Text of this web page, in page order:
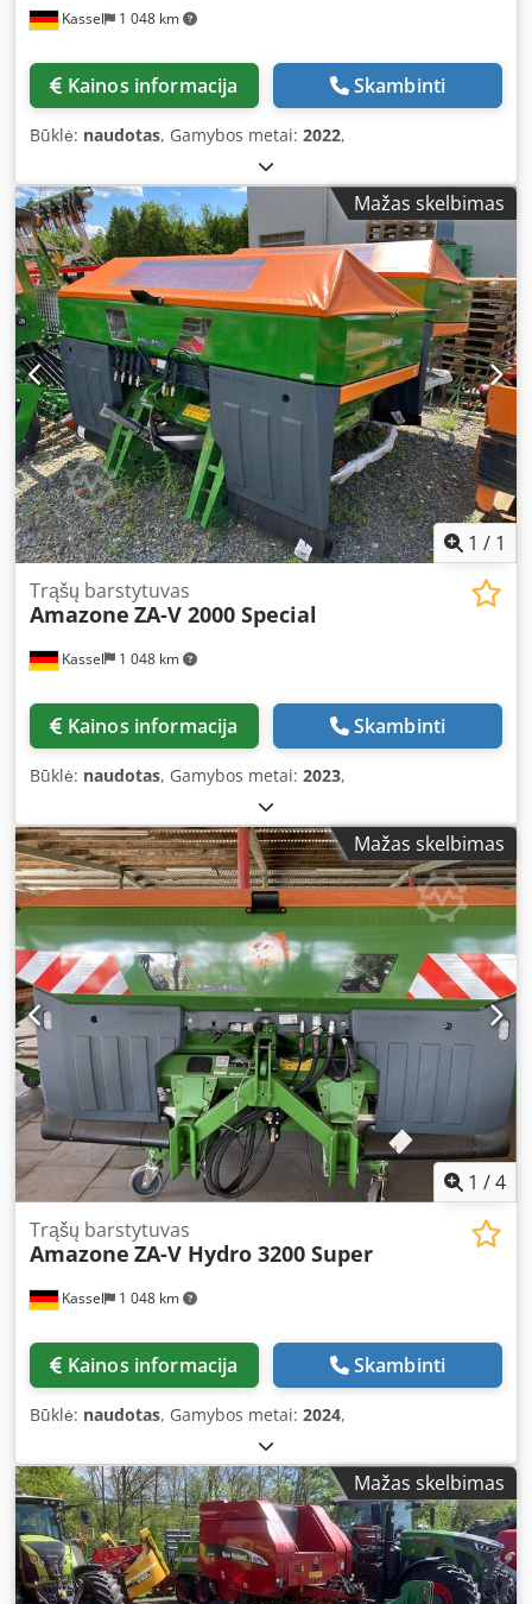
Kassel 1 048 km
Kainos informacija Skambinti
Būklė: naudotas, Gamybos metai: 2022,
Mažas skelbimas
1 / 1
Kassel 1 048 km
Trąšų barstytuvas
Amazone ZA-V 2000 Special
Kainos informacija Skambinti
Būklė: naudotas, Gamybos metai: 2023,
Mažas skelbimas
1 /4
Kassel 1 048 km
Trąšų barstytuvas
Amazone ZA-V Hydro 3200 Super
Kainos informacija Skambinti
Būklė: naudotas, Gamybos metai: 2024,
Mažas skelbimas